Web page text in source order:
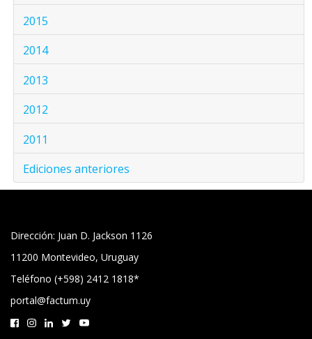
2015
2014
2013
2012
2011
Ediciones anteriores
Dirección: Juan D. Jackson 1126
11200 Montevideo, Uruguay
Teléfono (+598) 2412 1818*
portal@factum.uy